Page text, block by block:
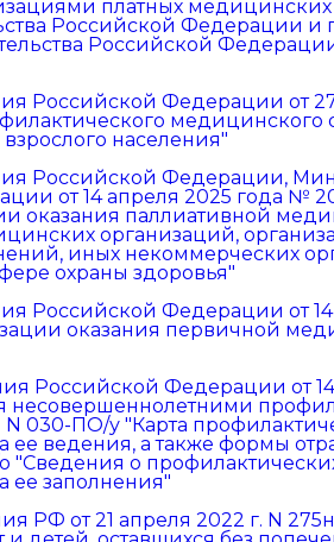
платных медицинских
Российской Федерации и
Российской Федерации
Российской Федерации от
медицинского
населения"
Российской Федерации,
от 14 апреля 2025 года №
оказания паллиативной
организаций,
иных некоммерческих
охраны здоровья"
Российской Федерации от
оказания первичной
Российской Федерации от 14
030-ПО/у "Карта
ее ведения, а также формы
"Сведения о
ее заполнения"
РФ от 21 апреля 2022 г. N